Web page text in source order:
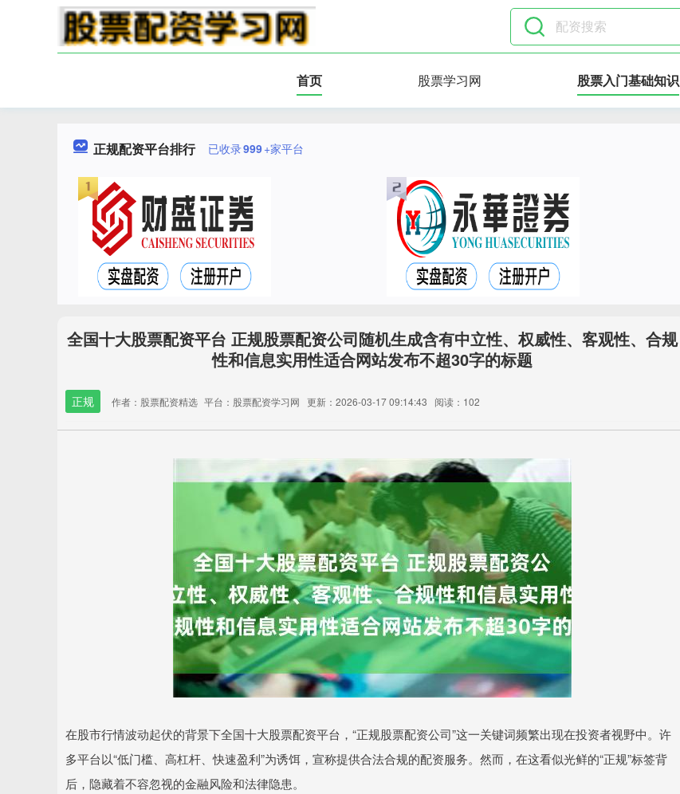
首页 股票学习网 股票入门基础知识
正规配资平台排行 已收录999+家平台
全国十大股票配资平台 正规股票配资公司随机生成含有中立性、权威性、客观性、合规
性和信息实用性适合网站发布不超30字的标题
正规 作者：股票配资精选 平台：股票配资学习网 更新：2026-03-17 09:14:43 阅读：102
在股市行情波动起伏的背景下全国十大股票配资平台，“正规股票配资公司”这一关键词频繁出现在投资者视野中。许
多平台以“低门槛、高杠杆、快速盈利”为诱饵，宣称提供合法合规的配资服务。然而，在这看似光鲜的“正规”标签背
后，隐藏着不容忽视的金融风险和法律隐患。